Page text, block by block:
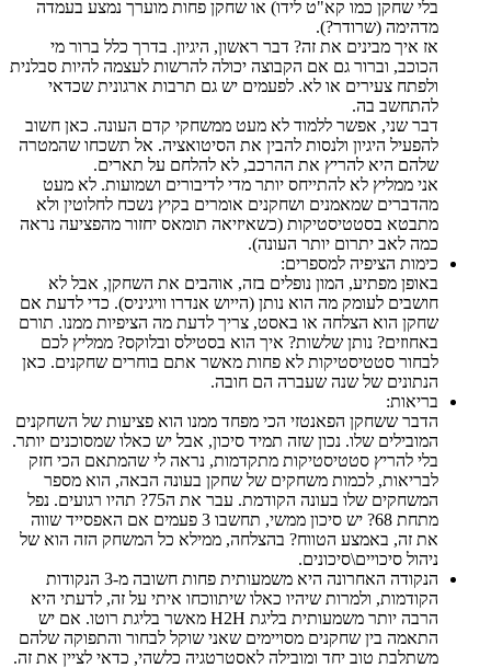
בלי שחקן כמו קא"ט לידו) או שחקן פחות מוערך נמצע בעמדה
מדהימה (שרודר?).
אז איך מבינים את זה? דבר ראשון, היגיון. בדרך כלל ברור מי
הכוכב, וברור גם אם הקבוצה יכולה להרשות לעצמה להיות סבלנית
ולפתח צעירים או לא. לפעמים יש גם תרבות ארגונית שכדאי
להתחשב בה.
דבר שני, אפשר ללמוד לא מעט ממשחקי קדם העונה. כאן חשוב
להפעיל היגיון ולנסות להבין את הסיטואציה. אל תשכחו שהמטרה
שלהם היא להריץ את ההרכב, לא להלחם על תארים.
אני ממליץ לא להתייחס יותר מדי לדיבורים ושמועות. לא מעט
מהדברים שמאמנים ושחקנים אומרים בקיץ נשכח לחלוטין ולא
מתבטא בסטטיסטיקות (כשאיזיאה תומאס יחזור מהפציעה נראה
כמה לאב יתרום יותר העונה).
כימות הציפיה למספרים:
באופן מפתיע, המון נופלים בזה, אוהבים את השחקן, אבל לא
חושבים לעומק מה הוא נותן (הייוש אנדרו וויגיניס). כדי לדעת אם
שחקן הוא הצלחה או באסט, צריך לדעת מה הציפיות ממנו. תורם
באחוזים? נותן שלשות? איך הוא בסטילס ובלוקס? ממליץ לכם
לבחור סטטיסטיקות לא פחות מאשר אתם בוחרים שחקנים. כאן
הנתונים של שנה שעברה הם חובה.
בריאות:
הדבר ששחקן הפאנטזי הכי מפחד ממנו הוא פציעות של השחקנים
המובילים שלו. נכון שזה תמיד סיכון, אבל יש כאלו שמסוכנים יותר.
בלי להריץ סטטיסטיקות מתקדמות, נראה לי שהמתאם הכי חזק
לבריאות, לכמות משחקים של שחקן בעונה הבאה, הוא מספר
המשחקים שלו בעונה הקודמת. עבר את ה75? תהיו רגועים. נפל
מתחת 68? יש סיכון ממשי, תחשבו 3 פעמים אם האפסייד שווה
את זה, באמצע הטווח? בהצלחה, ממילא כל המשחק הזה הוא של
ניהול סיכויים\סיכונים.
הנקודה האחרונה היא משמעותית פחות חשובה מ-3 הנקודות
הקודמות, ולמרות שיהיו כאלו שיתווכחו איתי על זה, לדעתי היא
הרבה יותר משמעותית בליגת H2H מאשר בליגת רוטו. אם יש
התאמה בין שחקנים מסויימים שאני שוקל לבחור והתפוקה שלהם
משתלבת טוב יחד ומובילה לאסטרטגיה כלשהי, כדאי לציין את זה.